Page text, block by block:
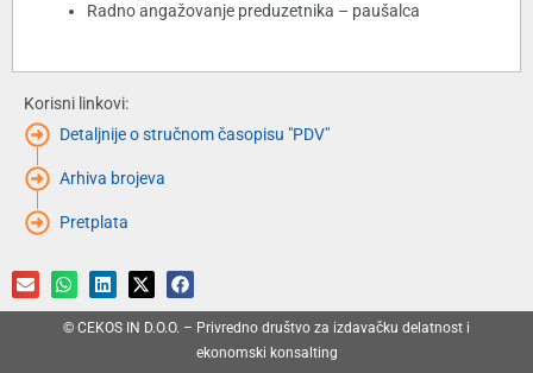
Radno angažovanje preduzetnika – paušalca
Korisni linkovi:
Detaljnije o stručnom časopisu "PDV"
Arhiva brojeva
Pretplata
© CEKOS IN D.O.O. – Privredno društvo za izdavačku delatnost i
ekonomski konsalting